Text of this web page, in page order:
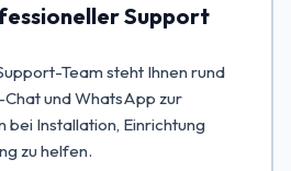
Support
Team steht Ihnen rund
und WhatsApp zur
bei Installation, Einrichtung
zu helfen.